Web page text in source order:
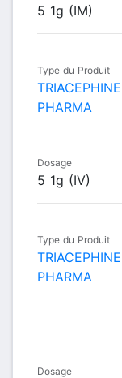
5 1g (IM)
Type du Produit
TRIACEPHINE
PHARMA
Dosage
5 1g (IV)
Type du Produit
TRIACEPHINE
PHARMA
Dosage